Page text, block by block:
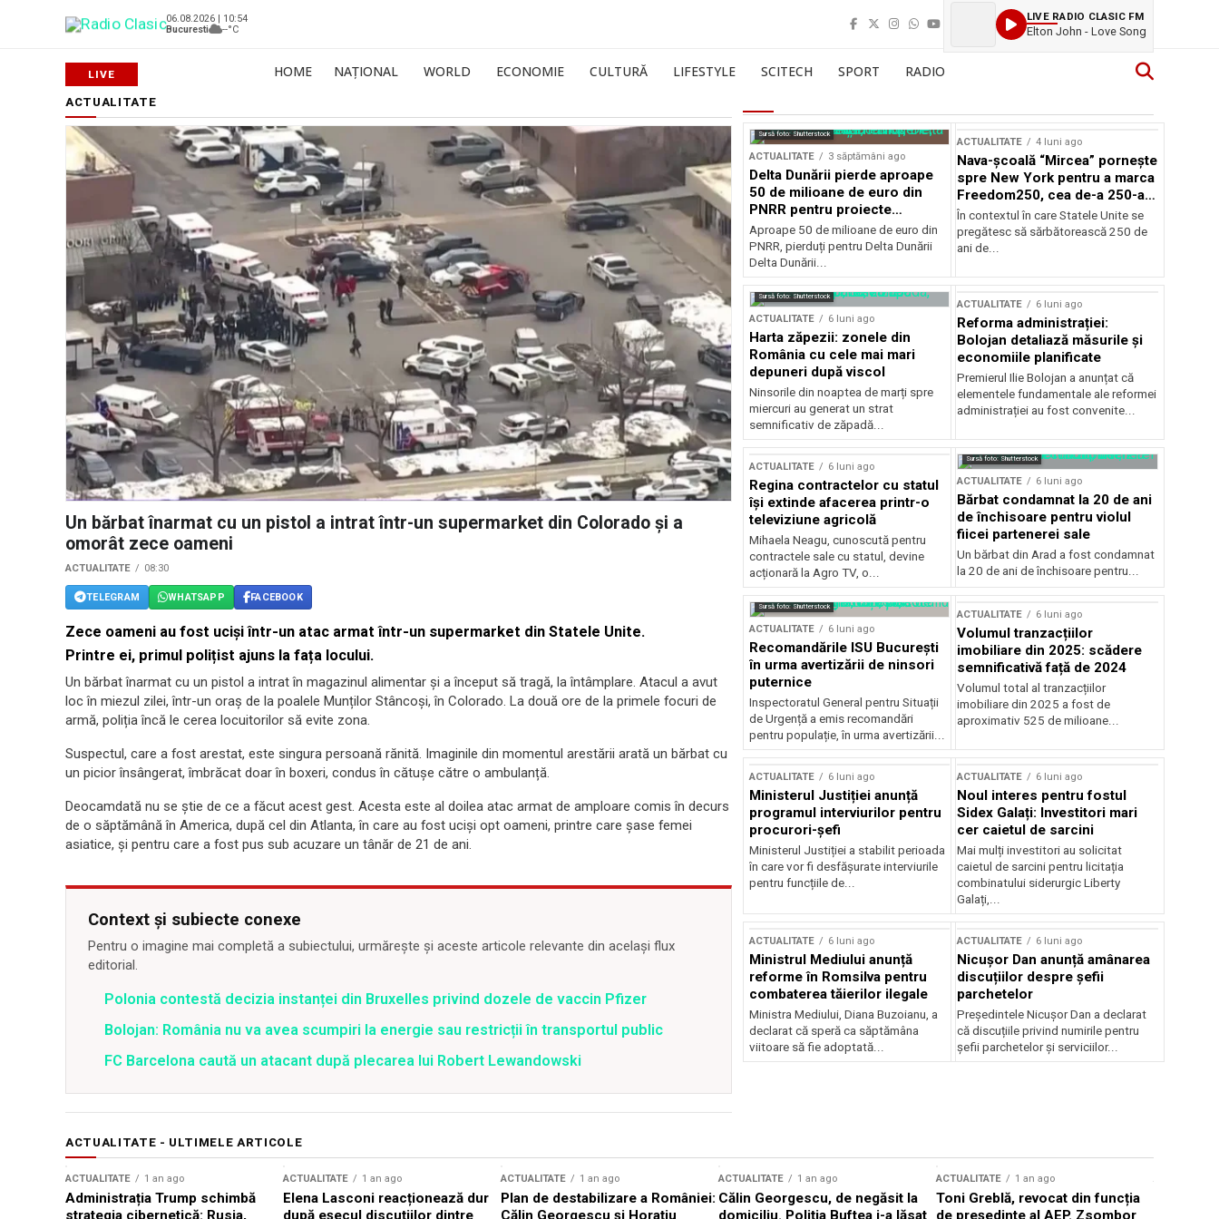
06.08.2026 | 10:54
Bucuresti
--°C
LIVE RADIO CLASIC FM
Elton John - Love Song
HOME NAȚIONAL WORLD ECONOMIE CULTURĂ LIFESTYLE SCITECH SPORT RADIO
ACTUALITATE
Un bărbat înarmat cu un pistol a intrat într-un supermarket din Colorado și a
omorât zece oameni
ACTUALITATE 08:30
TELEGRAM WHATSAPP FACEBOOK
Zece oameni au fost uciși într-un atac armat într-un supermarket din Statele Unite.
Printre ei, primul polițist ajuns la fața locului.
Un bărbat înarmat cu un pistol a intrat în magazinul alimentar și a început să tragă, la întâmplare. Atacul a avut
loc în miezul zilei, într-un oraș de la poalele Munților Stâncoși, în Colorado. La două ore de la primele focuri de
armă, poliția încă le cerea locuitorilor să evite zona.
Suspectul, care a fost arestat, este singura persoană rănită. Imaginile din momentul arestării arată un bărbat cu
un picior însângerat, îmbrăcat doar în boxeri, condus în cătușe către o ambulanță.
Deocamdată nu se știe de ce a făcut acest gest. Acesta este al doilea atac armat de amploare comis în decurs
de o săptămână în America, după cel din Atlanta, în care au fost uciși opt oameni, printre care șase femei
asiatice, și pentru care a fost pus sub acuzare un tânăr de 21 de ani.
Context și subiecte conexe
Pentru o imagine mai completă a subiectului, urmărește și aceste articole relevante din același flux
editorial.
Polonia contestă decizia instanței din Bruxelles privind dozele de vaccin Pfizer
Bolojan: România nu va avea scumpiri la energie sau restricții în transportul public
FC Barcelona caută un atacant după plecarea lui Robert Lewandowski
Sursă foto: Shutterstock
ACTUALITATE 3 săptămâni ago
Delta Dunării pierde aproape
50 de milioane de euro din
PNRR pentru proiecte
esențiale
Aproape 50 de milioane de euro din
PNRR, pierduți pentru Delta Dunării
Delta Dunării...
ACTUALITATE 4 luni ago
Nava-școală “Mircea” pornește
spre New York pentru a marca
Freedom250, cea de-a 250-a
aniversare a Statelor Unite
În contextul în care Statele Unite se
pregătesc să sărbătorească 250 de
ani de...
Sursă foto: Shutterstock
ACTUALITATE 6 luni ago
Harta zăpezii: zonele din
România cu cele mai mari
depuneri după viscol
Ninsorile din noaptea de marți spre
miercuri au generat un strat
semnificativ de zăpadă...
ACTUALITATE 6 luni ago
Reforma administrației:
Bolojan detaliază măsurile și
economiile planificate
Premierul Ilie Bolojan a anunțat că
elementele fundamentale ale reformei
administrației au fost convenite...
ACTUALITATE 6 luni ago
Regina contractelor cu statul
își extinde afacerea printr-o
televiziune agricolă
Mihaela Neagu, cunoscută pentru
contractele sale cu statul, devine
acționară la Agro TV, o...
Sursă foto: Shutterstock
ACTUALITATE 6 luni ago
Bărbat condamnat la 20 de ani
de închisoare pentru violul
fiicei partenerei sale
Un bărbat din Arad a fost condamnat
la 20 de ani de închisoare pentru...
Sursă foto: Shutterstock
ACTUALITATE 6 luni ago
Recomandările ISU București
în urma avertizării de ninsori
puternice
Inspectoratul General pentru Situații
de Urgență a emis recomandări
pentru populație, în urma avertizării...
ACTUALITATE 6 luni ago
Volumul tranzacțiilor
imobiliare din 2025: scădere
semnificativă față de 2024
Volumul total al tranzacțiilor
imobiliare din 2025 a fost de
aproximativ 525 de milioane...
ACTUALITATE 6 luni ago
Ministerul Justiției anunță
programul interviurilor pentru
procurori-șefi
Ministerul Justiției a stabilit perioada
în care vor fi desfășurate interviurile
pentru funcțiile de...
ACTUALITATE 6 luni ago
Noul interes pentru fostul
Sidex Galați: Investitori mari
cer caietul de sarcini
Mai mulți investitori au solicitat
caietul de sarcini pentru licitația
combinatului siderurgic Liberty
Galați,...
ACTUALITATE 6 luni ago
Ministrul Mediului anunță
reforme în Romsilva pentru
combaterea tăierilor ilegale
Ministra Mediului, Diana Buzoianu, a
declarat că speră ca săptămâna
viitoare să fie adoptată...
ACTUALITATE 6 luni ago
Nicușor Dan anunță amânarea
discuțiilor despre șefii
parchetelor
Președintele Nicușor Dan a declarat
că discuțiile privind numirile pentru
șefii parchetelor și serviciilor...
ACTUALITATE - ULTIMELE ARTICOLE
ACTUALITATE 1 an ago
Administrația Trump schimbă
strategia cibernetică: Rusia,
ACTUALITATE 1 an ago
Elena Lasconi reacționează dur
după eșecul discuțiilor dintre
ACTUALITATE 1 an ago
Plan de destabilizare a României:
Călin Georgescu și Horațiu
ACTUALITATE 1 an ago
Călin Georgescu, de negăsit la
domiciliu. Poliția Buftea i-a lăsat
ACTUALITATE 1 an ago
Toni Greblă, revocat din funcția
de președinte al AEP. Zsombor